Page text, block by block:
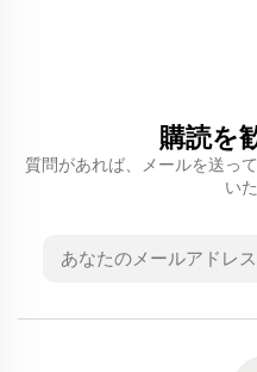
購読を
質問があれば、メールを送っ
い